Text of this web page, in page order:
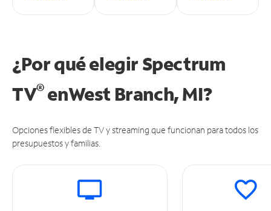
¿Por qué elegir Spectrum
TV®enWest Branch, MI?
Opciones flexibles de TV y streaming que funcionan para todos los
presupuestos y familias.